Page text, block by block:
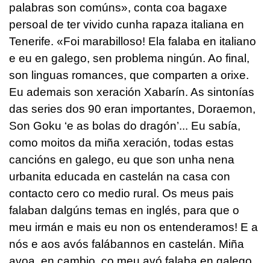
palabras son comúns», conta coa bagaxe
persoal de ter vivido cunha rapaza italiana en
Tenerife. «Foi marabilloso! Ela falaba en italiano
e eu en galego, sen problema ningún. Ao final,
son linguas romances, que comparten a orixe.
Eu ademais son xeración Xabarín. As sintonías
das series dos 90 eran importantes, Doraemon,
Son Goku ‘e as bolas do dragón’... Eu sabía,
como moitos da miña xeración, todas estas
cancións en galego, eu que son unha nena
urbanita educada en castelán na casa con
contacto cero co medio rural. Os meus pais
falaban dalgúns temas en inglés, para que o
meu irmán e mais eu non os entenderamos! E a
nós e aos avós falábannos en castelán. Miña